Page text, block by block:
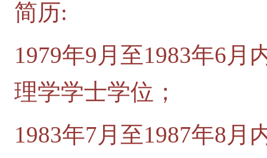
简历:
1979年9月至1983年6月
理学学士学位；
1983年7月至1987年8月